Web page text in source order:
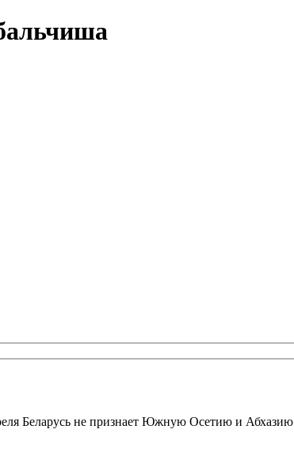
Беларусь не признает Южную Осетию и Абхазию